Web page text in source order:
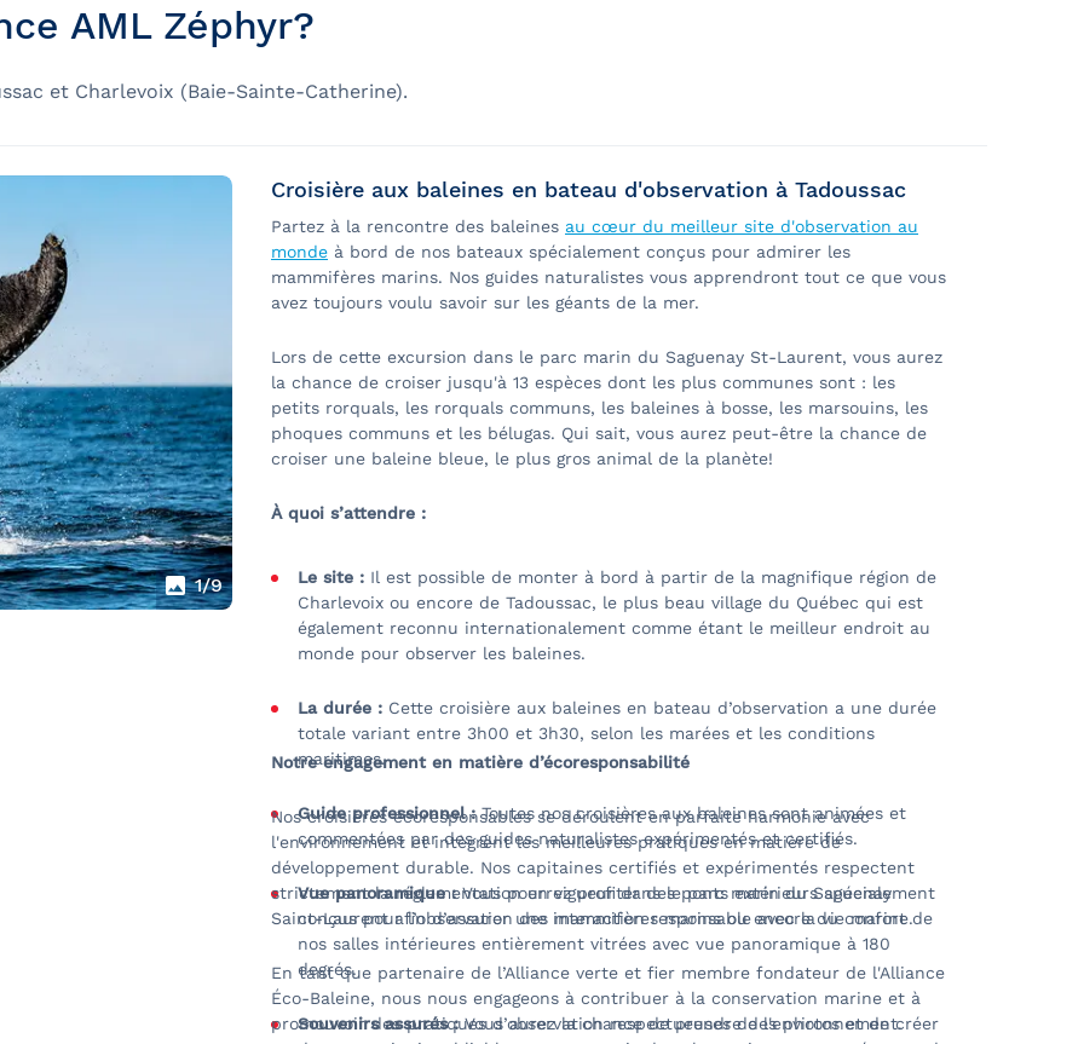
AML Zéphyr?
et Charlevoix (Baie-Sainte-Catherine).
1/9
Croisière aux baleines en bateau d'observation à Tadoussac
Partez à la rencontre des baleines au cœur du meilleur site d'observation au
monde à bord de nos bateaux spécialement conçus pour admirer les
mammifères marins. Nos guides naturalistes vous apprendront tout ce que vous
avez toujours voulu savoir sur les géants de la mer.
Lors de cette excursion dans le parc marin du Saguenay St-Laurent, vous aurez
la chance de croiser jusqu'à 13 espèces dont les plus communes sont : les
petits rorquals, les rorquals communs, les baleines à bosse, les marsouins, les
phoques communs et les bélugas. Qui sait, vous aurez peut-être la chance de
croiser une baleine bleue, le plus gros animal de la planète!
À quoi s’attendre :
Le site : Il est possible de monter à bord à partir de la magnifique région de
Charlevoix ou encore de Tadoussac, le plus beau village du Québec qui est
également reconnu internationalement comme étant le meilleur endroit au
monde pour observer les baleines.
La durée : Cette croisière aux baleines en bateau d’observation a une durée
totale variant entre 3h00 et 3h30, selon les marées et les conditions
maritimes.
Guide professionnel :Toutes nos croisières aux baleines sont animées et
commentées par des guides naturalistes expérimentés et certifiés.
Vue panoramique :Vous pourrez profiter des ponts extérieurs spécialement
conçus pour l’observation des mammifères marins ou encore du confort de
nos salles intérieures entièrement vitrées avec vue panoramique à 180
degrés.
Souvenirs assurés :Vous aurez la chance de prendre des photos et de créer
Notre engagement en matière d’écoresponsabilité
Nos croisières écoresponsables se déroulent en parfaite harmonie avec
l'environnement et intègrent les meilleures pratiques en matière de
développement durable. Nos capitaines certifiés et expérimentés respectent
strictement la réglementation en vigueur dans le parc marin du Saguenay
Saint-Laurent afin d’assurer une interaction responsable avec la vie marine.
En tant que partenaire de l’Alliance verte et fier membre fondateur de l'Alliance
Éco-Baleine, nous nous engageons à contribuer à la conservation marine et à
promouvoir des pratiques d’observation respectueuses de l'environnement.